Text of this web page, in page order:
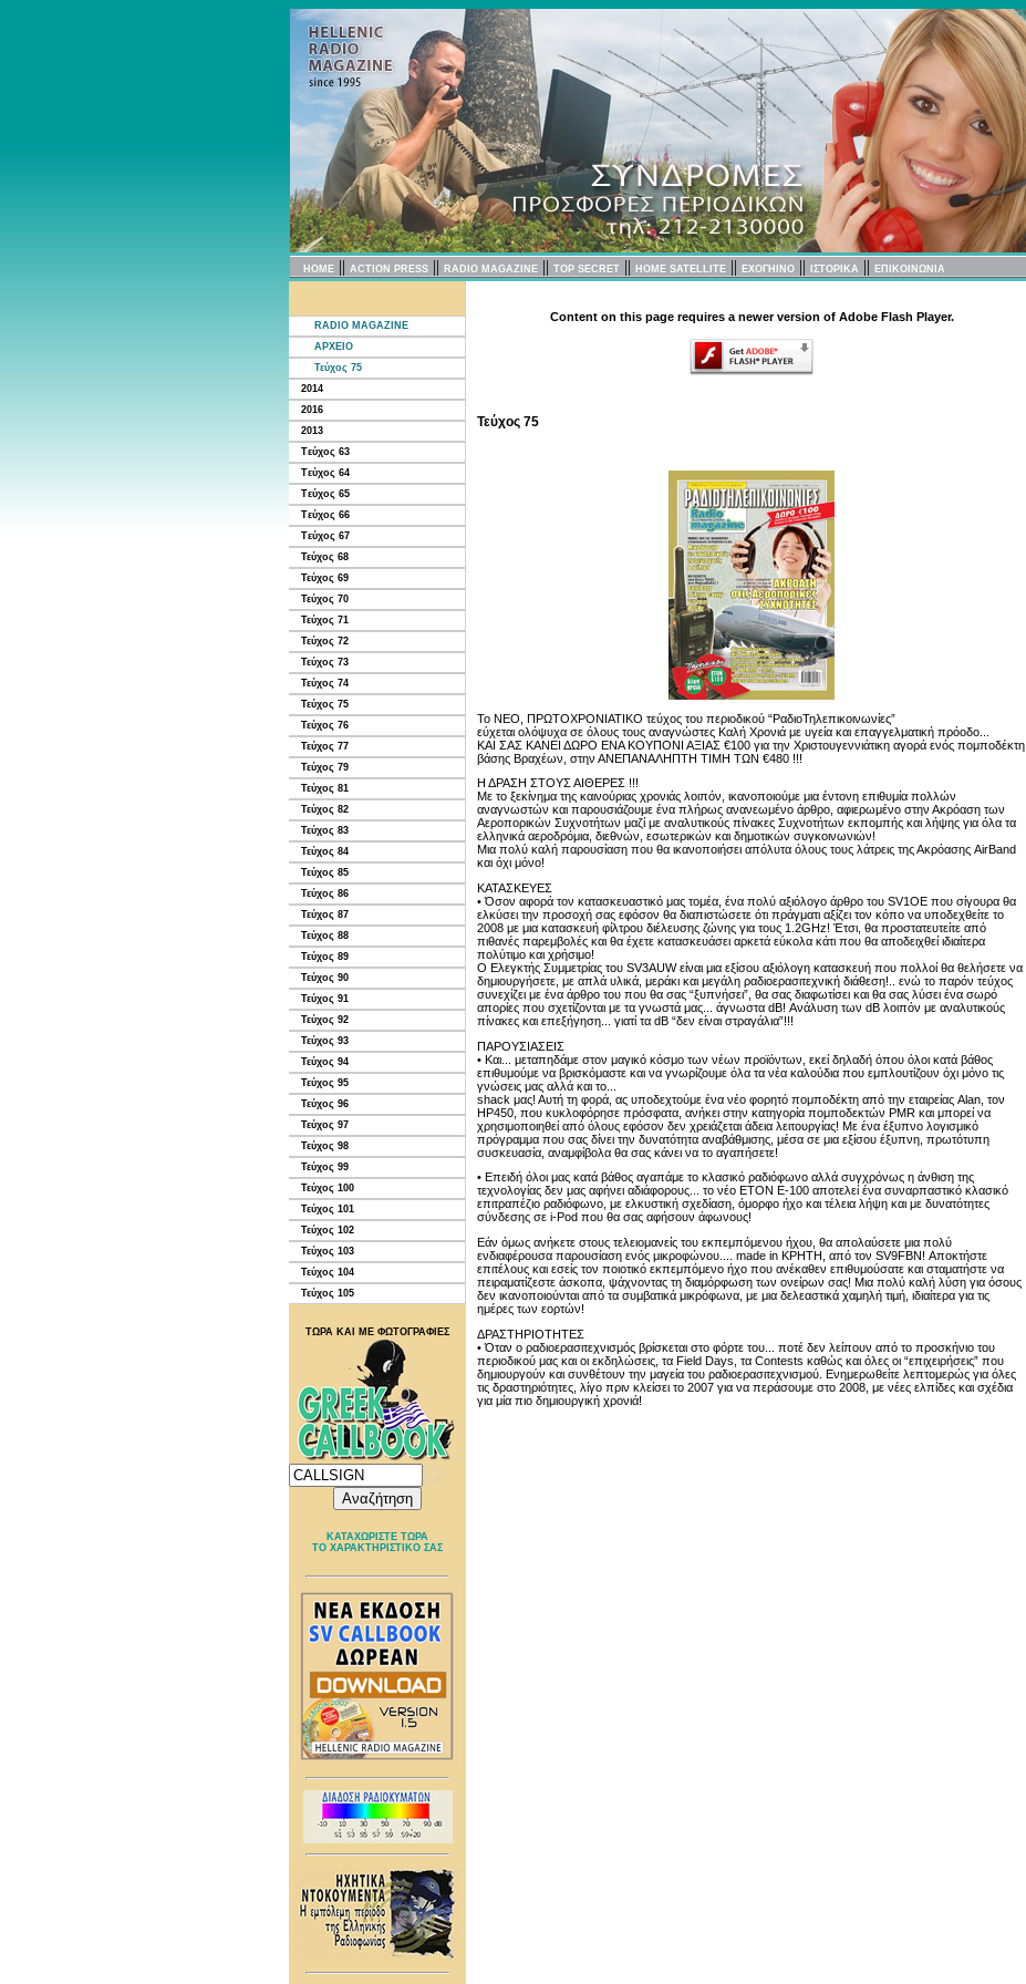
HOME || ACTION PRESS || RADIO MAGAZINE || TOP SECRET || HOME SATELLITE || EXOΓΗΙΝΟ || ΙΣΤΟΡΙΚΑ || ΕΠΙΚΟΙΝΩΝΙΑ
RADIO MAGAZINE
ΑΡΧΕΙΟ
Τεύχος 75
2014
2016
2013
Tεύχος 63
Tεύχος 64
Tεύχος 65
Tεύχος 66
Tεύχος 67
Τεύχος 68
Τεύχος 69
Τεύχος 70
Τεύχος 71
Τεύχος 72
Τεύχος 73
Τεύχος 74
Τεύχος 75
Τεύχος 76
Τεύχος 77
Τεύχος 79
Τεύχος 81
Τεύχος 82
Τεύχος 83
Τεύχος 84
Τεύχος 85
Τεύχος 86
Τεύχος 87
Τεύχος 88
Τεύχος 89
Τεύχος 90
Τεύχος 91
Τεύχος 92
Τεύχος 93
Τεύχος 94
Τεύχος 95
Τεύχος 96
Τεύχος 97
Τεύχος 98
Τεύχος 99
Τεύχος 100
Τεύχος 101
Τεύχος 102
Τεύχος 103
Τεύχος 104
Τεύχος 105
ΤΩΡΑ ΚΑΙ ΜΕ ΦΩΤΟΓΡΑΦΙΕΣ
ΚΑΤΑΧΩΡΙΣΤΕ ΤΩΡΑ
ΤΟ ΧΑΡΑΚΤΗΡΙΣΤΙΚΟ ΣΑΣ
Content on this page requires a newer version of Adobe Flash Player.
Τεύχος 75
Το ΝΕΟ, ΠΡΩΤΟΧΡΟΝΙΑΤΙΚΟ τεύχος του περιοδικού “ΡαδιοΤηλεπικοινωνίες”
εύχεται ολόψυχα σε όλους τους αναγνώστες Καλή Χρονιά με υγεία και επαγγελματική πρόοδο...
ΚΑΙ ΣΑΣ ΚΑΝΕΙ ΔΩΡΟ ΕΝΑ ΚΟΥΠΟΝΙ ΑΞΙΑΣ €100 για την Χριστουγεννιάτικη αγορά ενός πομποδέκτη
βάσης Βραχέων, στην ΑΝΕΠΑΝΑΛΗΠΤΗ ΤΙΜΗ ΤΩΝ €480 !!!
Η ΔΡΑΣΗ ΣΤΟΥΣ ΑΙΘΕΡΕΣ !!!
Με το ξεκίνημα της καινούριας χρονιάς λοιπόν, ικανοποιούμε μια έντονη επιθυμία πολλών
αναγνωστών και παρουσιάζουμε ένα πλήρως ανανεωμένο άρθρο, αφιερωμένο στην Ακρόαση των
Αεροπορικών Συχνοτήτων μαζί με αναλυτικούς πίνακες Συχνοτήτων εκπομπής και λήψης για όλα τα
ελληνικά αεροδρόμια, διεθνών, εσωτερικών και δημοτικών συγκοινωνιών!
Μια πολύ καλή παρουσίαση που θα ικανοποιήσει απόλυτα όλους τους λάτρεις της Ακρόασης AirBand
και όχι μόνο!
ΚΑΤΑΣΚΕΥΕΣ
• Όσον αφορά τον κατασκευαστικό μας τομέα, ένα πολύ αξιόλογο άρθρο του SV1OE που σίγουρα θα
ελκύσει την προσοχή σας εφόσον θα διαπιστώσετε ότι πράγματι αξίζει τον κόπο να υποδεχθείτε το
2008 με μια κατασκευή φίλτρου διέλευσης ζώνης για τους 1.2GHz! Έτσι, θα προστατευτείτε από
πιθανές παρεμβολές και θα έχετε κατασκευάσει αρκετά εύκολα κάτι που θα αποδειχθεί ιδιαίτερα
πολύτιμο και χρήσιμο!
Ο Ελεγκτής Συμμετρίας του SV3AUW είναι μια εξίσου αξιόλογη κατασκευή που πολλοί θα θελήσετε να
δημιουργήσετε, με απλά υλικά, μεράκι και μεγάλη ραδιοερασιτεχνική διάθεση!.. ενώ το παρόν τεύχος
συνεχίζει με ένα άρθρο του που θα σας “ξυπνήσει”, θα σας διαφωτίσει και θα σας λύσει ένα σωρό
απορίες που σχετίζονται με τα γνωστά μας... άγνωστα dB! Ανάλυση των dB λοιπόν με αναλυτικούς
πίνακες και επεξήγηση... γιατί τα dB “δεν είναι στραγάλια”!!!
ΠΑΡΟΥΣΙΑΣΕΙΣ
• Και... μεταπηδάμε στον μαγικό κόσμο των νέων προϊόντων, εκεί δηλαδή όπου όλοι κατά βάθος
επιθυμούμε να βρισκόμαστε και να γνωρίζουμε όλα τα νέα καλούδια που εμπλουτίζουν όχι μόνο τις
γνώσεις μας αλλά και το...
shack μας! Αυτή τη φορά, ας υποδεχτούμε ένα νέο φορητό πομποδέκτη από την εταιρείας Alan, τον
HP450, που κυκλοφόρησε πρόσφατα, ανήκει στην κατηγορία πομποδεκτών PMR και μπορεί να
χρησιμοποιηθεί από όλους εφόσον δεν χρειάζεται άδεια λειτουργίας! Με ένα έξυπνο λογισμικό
πρόγραμμα που σας δίνει την δυνατότητα αναβάθμισης, μέσα σε μια εξίσου έξυπνη, πρωτότυπη
συσκευασία, αναμφίβολα θα σας κάνει να το αγαπήσετε!
• Επειδή όλοι μας κατά βάθος αγαπάμε το κλασικό ραδιόφωνο αλλά συγχρόνως η άνθιση της
τεχνολογίας δεν μας αφήνει αδιάφορους... το νέο ETON E-100 αποτελεί ένα συναρπαστικό κλασικό
επιτραπέζιο ραδιόφωνο, με ελκυστική σχεδίαση, όμορφο ήχο και τέλεια λήψη και με δυνατότητες
σύνδεσης σε i-Pod που θα σας αφήσουν άφωνους!
Εάν όμως ανήκετε στους τελειομανείς του εκπεμπόμενου ήχου, θα απολαύσετε μια πολύ
ενδιαφέρουσα παρουσίαση ενός μικροφώνου.... made in ΚΡΗΤΗ, από τον SV9FBN! Αποκτήστε
επιτέλους και εσείς τον ποιοτικό εκπεμπόμενο ήχο που ανέκαθεν επιθυμούσατε και σταματήστε να
πειραματίζεστε άσκοπα, ψάχνοντας τη διαμόρφωση των ονείρων σας! Μια πολύ καλή λύση για όσους
δεν ικανοποιούνται από τα συμβατικά μικρόφωνα, με μια δελεαστικά χαμηλή τιμή, ιδιαίτερα για τις
ημέρες των εορτών!
ΔΡΑΣΤΗΡΙΟΤΗΤΕΣ
• Όταν ο ραδιοερασιτεχνισμός βρίσκεται στο φόρτε του... ποτέ δεν λείπουν από το προσκήνιο του
περιοδικού μας και οι εκδηλώσεις, τα Field Days, τα Contests καθώς και όλες οι “επιχειρήσεις” που
δημιουργούν και συνθέτουν την μαγεία του ραδιοερασιτεχνισμού. Ενημερωθείτε λεπτομερώς για όλες
τις δραστηριότητες, λίγο πριν κλείσει το 2007 για να περάσουμε στο 2008, με νέες ελπίδες και σχέδια
για μία πιο δημιουργική χρονιά!